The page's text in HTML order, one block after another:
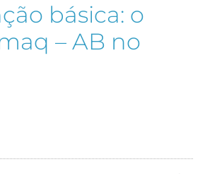
básica: o
– AB no